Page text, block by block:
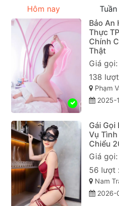
Hôm nay Tuần
Bảo An
Thực
Chính
Thật
Giá gọi:
138
Phạm
2025-
Gái Gọi
Vụ Tình
Chiểu
Giá gọi:
56 lượt
Nam
2026-